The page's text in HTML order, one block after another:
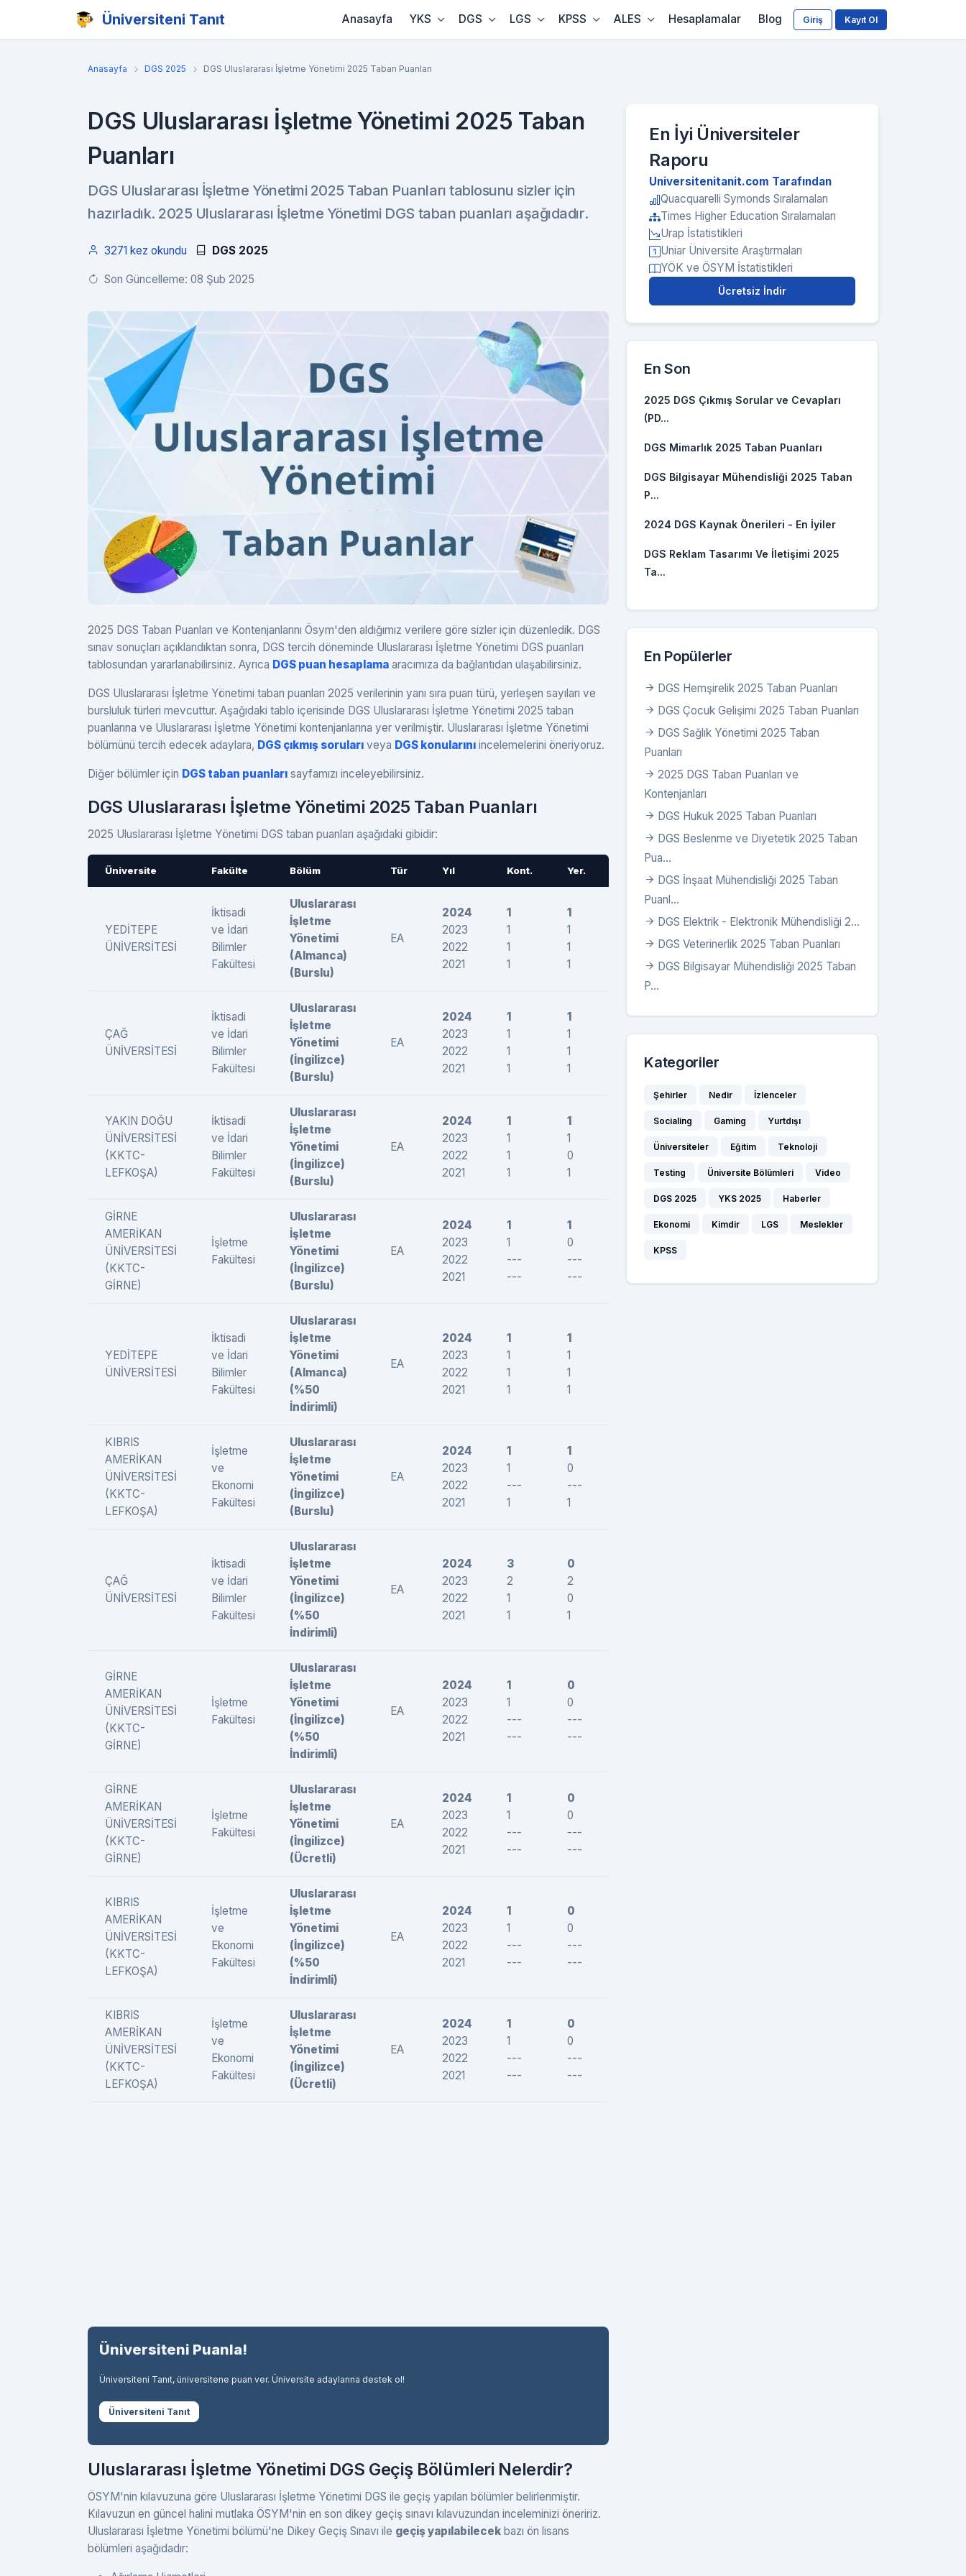
Üniversiteni Tanıt Giriş Kayıt Ol
Anasayfa YKS DGS LGS KPSS ALES Hesaplamalar Blog
Anasayfa DGS 2025 DGS Uluslararası İşletme Yönetimi 2025 Taban Puanları
DGS Uluslararası İşletme Yönetimi 2025 Taban
Puanları
DGS Uluslararası İşletme Yönetimi 2025 Taban Puanları tablosunu sizler için
hazırladık. 2025 Uluslararası İşletme Yönetimi DGS taban puanları aşağıdadır.
3271 kez okundu DGS 2025
Son Güncelleme: 08 Şub 2025
2025 DGS Taban Puanları ve Kontenjanlarını Ösym'den aldığımız verilere göre sizler için düzenledik. DGS
sınav sonuçları açıklandıktan sonra, DGS tercih döneminde Uluslararası İşletme Yönetimi DGS puanları
tablosundan yararlanabilirsiniz. Ayrıca DGS puan hesaplama aracımıza da bağlantıdan ulaşabilirsiniz.
DGS Uluslararası İşletme Yönetimi taban puanları 2025 verilerinin yanı sıra puan türü, yerleşen sayıları ve
bursluluk türleri mevcuttur. Aşağıdaki tablo içerisinde DGS Uluslararası İşletme Yönetimi 2025 taban
puanlarına ve Uluslararası İşletme Yönetimi kontenjanlarına yer verilmiştir. Uluslararası İşletme Yönetimi
bölümünü tercih edecek adaylara, DGS çıkmış soruları veya DGS konularını incelemelerini öneriyoruz.
Diğer bölümler için DGS taban puanları sayfamızı inceleyebilirsiniz.
DGS Uluslararası İşletme Yönetimi 2025 Taban Puanları
2025 Uluslararası İşletme Yönetimi DGS taban puanları aşağıdaki gibidir:
Üniversite Fakülte Bölüm Tür Yıl Kont. Yer.
YEDİTEPE
ÜNİVERSİTESİ
İktisadi
ve İdari
Bilimler
Fakültesi
Uluslararası
İşletme
Yönetimi
(Almanca)
(Burslu)
EA
2024
2023
2022
2021
1
1
1
1
1
1
1
1
291,99015
270,89314
303,60838
291,99015
270,89314
303,60838
ÇAĞ
ÜNİVERSİTESİ
İktisadi
ve İdari
Bilimler
Fakültesi
Uluslararası
İşletme
Yönetimi
(İngilizce)
(Burslu)
EA
2024
2023
2022
2021
1
1
1
1
1
1
1
1
216,15345
239,45125
219,12199
216,15345
239,45125
YAKIN DOĞU
ÜNİVERSİTESİ
(KKTC-
LEFKOŞA)
İktisadi
ve İdari
Bilimler
Fakültesi
Uluslararası
İşletme
Yönetimi
(İngilizce)
(Burslu)
EA
2024
2023
2022
2021
1
1
1
1
1
1
0
1
212,93155
206,58486
245,77033
212,93155
245,77033
GİRNE
AMERİKAN
ÜNİVERSİTESİ
(KKTC-
GİRNE)
İşletme
Fakültesi
Uluslararası
İşletme
Yönetimi
(İngilizce)
(Burslu)
EA
2024
2023
2022
2021
1
1
---
---
1
0
---
---
195,57964
---
195,57964
YEDİTEPE
ÜNİVERSİTESİ
İktisadi
ve İdari
Bilimler
Fakültesi
Uluslararası
İşletme
Yönetimi
(Almanca)
(%50
İndirimli)
EA
2024
2023
2022
2021
1
1
1
1
1
1
1
1
KIBRIS
AMERİKAN
ÜNİVERSİTESİ
(KKTC-
LEFKOŞA)
İşletme
ve
Ekonomi
Fakültesi
Uluslararası
İşletme
Yönetimi
(İngilizce)
(Burslu)
EA
2024
2023
2022
2021
1
1
---
1
1
0
---
1
ÇAĞ
ÜNİVERSİTESİ
İktisadi
ve İdari
Bilimler
Fakültesi
Uluslararası
İşletme
Yönetimi
(İngilizce)
(%50
İndirimli)
EA
2024
2023
2022
2021
3
2
1
1
0
2
0
1
GİRNE
AMERİKAN
ÜNİVERSİTESİ
(KKTC-
GİRNE)
İşletme
Fakültesi
Uluslararası
İşletme
Yönetimi
(İngilizce)
(%50
İndirimli)
EA
2024
2023
2022
2021
1
1
---
---
0
0
---
---
GİRNE
AMERİKAN
ÜNİVERSİTESİ
(KKTC-
GİRNE)
İşletme
Fakültesi
Uluslararası
İşletme
Yönetimi
(İngilizce)
(Ücretli)
EA
2024
2023
2022
2021
1
1
---
---
0
0
---
---
KIBRIS
AMERİKAN
ÜNİVERSİTESİ
(KKTC-
LEFKOŞA)
İşletme
ve
Ekonomi
Fakültesi
Uluslararası
İşletme
Yönetimi
(İngilizce)
(%50
İndirimli)
EA
2024
2023
2022
2021
1
1
---
---
0
0
---
---
KIBRIS
AMERİKAN
ÜNİVERSİTESİ
(KKTC-
LEFKOŞA)
İşletme
ve
Ekonomi
Fakültesi
Uluslararası
İşletme
Yönetimi
(İngilizce)
(Ücretli)
EA
2024
2023
2022
2021
1
1
---
---
0
0
---
---
Üniversiteni Puanla!
Üniversiteni Tanıt, üniversitene puan ver. Üniversite adaylarına destek ol!
Üniversiteni Tanıt
Uluslararası İşletme Yönetimi DGS Geçiş Bölümleri Nelerdir?
ÖSYM'nin kılavuzuna göre Uluslararası İşletme Yönetimi DGS ile geçiş yapılan bölümler belirlenmiştir.
Kılavuzun en güncel halini mutlaka ÖSYM'nin en son dikey geçiş sınavı kılavuzundan inceleminizi öneririz.
Uluslararası İşletme Yönetimi bölümü'ne Dikey Geçiş Sınavı ile geçiş yapılabilecek bazı ön lisans
bölümleri aşağıdadır:
En İyi Üniversiteler
Raporu
Universitenitanit.com Tarafından
Quacquarelli Symonds Sıralamaları
Times Higher Education Sıralamaları
Urap İstatistikleri
Uniar Üniversite Araştırmaları
YÖK ve ÖSYM İstatistikleri
Ücretsiz İndir
En Son
2025 DGS Çıkmış Sorular ve Cevapları
(PD...
DGS Mimarlık 2025 Taban Puanları
DGS Bilgisayar Mühendisliği 2025 Taban
P...
2024 DGS Kaynak Önerileri - En İyiler
DGS Reklam Tasarımı Ve İletişimi 2025
Ta...
En Popülerler
DGS Hemşirelik 2025 Taban Puanları
DGS Çocuk Gelişimi 2025 Taban Puanları
DGS Sağlık Yönetimi 2025 Taban
Puanları
2025 DGS Taban Puanları ve
Kontenjanları
DGS Hukuk 2025 Taban Puanları
DGS Beslenme ve Diyetetik 2025 Taban
Pua...
DGS İnşaat Mühendisliği 2025 Taban
Puanl...
DGS Elektrik - Elektronik Mühendisliği 2...
DGS Veterinerlik 2025 Taban Puanları
DGS Bilgisayar Mühendisliği 2025 Taban
P...
Kategoriler
Şehirler Nedir İzlenceler
Socialing Gaming Yurtdışı
Üniversiteler Eğitim Teknoloji
Testing Üniversite Bölümleri Video
DGS 2025 YKS 2025 Haberler
Ekonomi Kimdir LGS Meslekler
KPSS